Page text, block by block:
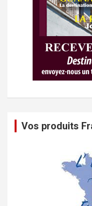
Vos produits